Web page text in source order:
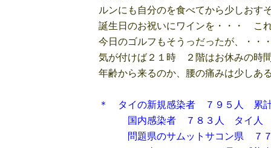
ルンにも自分のを食べてから少しおす
誕生日のお祝いにワインを・・・ こ
今日のゴルフもそうっだったが、・・
気が付けば２１時 ２階はお休みの時
年齢から来るのか、腰の痛みは少しあ
＊ タイの新規感染者 ７９５人 累
国内感染者 ７８３人 タイ人 ２
問題県のサムットサコン県 ７７